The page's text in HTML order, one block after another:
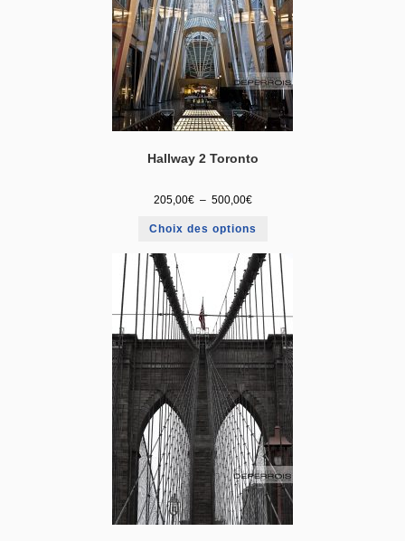
Hallway 2 Toronto
205,00€ – 500,00€
Choix des options